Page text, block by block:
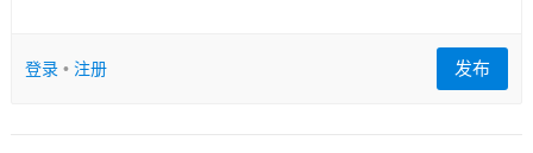
登录• 注册 发布